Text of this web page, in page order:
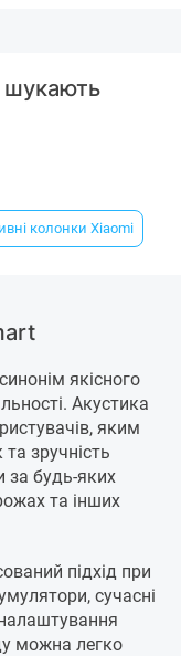
шукають
колонки Xiaomi
якісного
Акустика
яким
зручність
за будь-яких
та інших
підхід при
сучасні
налаштування
можна легко